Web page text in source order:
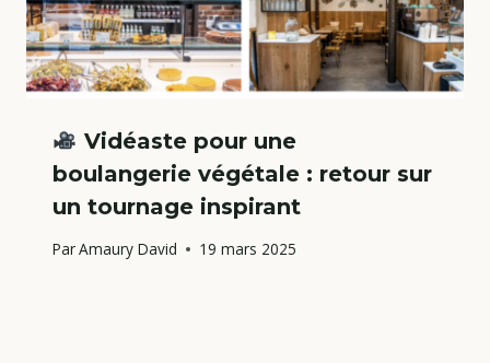
Vidéaste pour une
boulangerie végétale : retour sur
un tournage inspirant
ParAmaury David 19 mars 2025